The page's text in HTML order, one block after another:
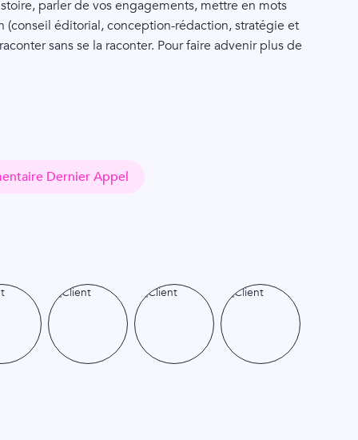
parler de vos engagements, mettre en mots
(conseil éditorial, conception-rédaction, stratégie et
sans se la raconter. Pour faire advenir plus de
Dernier Appel